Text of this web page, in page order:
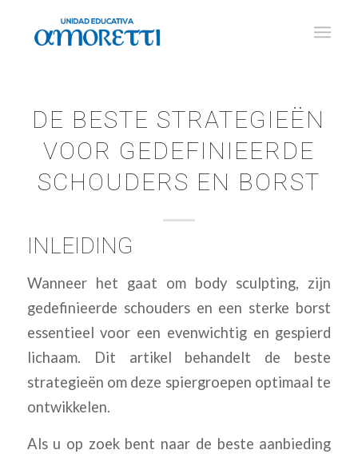
DE BESTE STRATEGIEËN
VOOR GEDEFINIEERDE
SCHOUDERS EN BORST
INLEIDING
Wanneer het gaat om body sculpting, zijn
gedefinieerde schouders en een sterke borst
essentieel voor een evenwichtig en gespierd
lichaam. Dit artikel behandelt de beste
strategieën om deze spiergroepen optimaal te
ontwikkelen.
Als u op zoek bent naar de beste aanbieding